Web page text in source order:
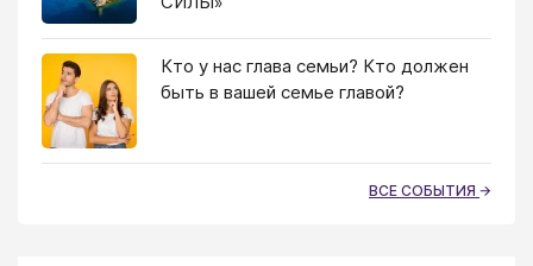
Кто у нас глава семьи? Кто должен
быть в вашей семье главой?
ВСЕ СОБЫТИЯ